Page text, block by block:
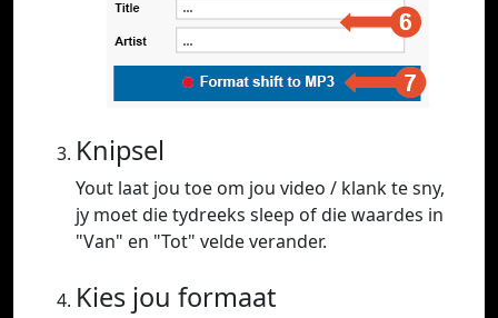
Knipsel
Yout laat jou toe om jou video / klank te sny,
jy moet die tydreeks sleep of die waardes in
"Van" en "Tot" velde verander.
Kies jou formaat